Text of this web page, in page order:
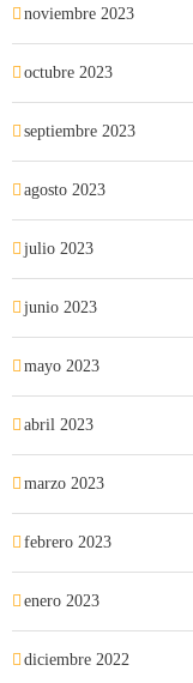
noviembre 2023
octubre 2023
septiembre 2023
agosto 2023
julio 2023
junio 2023
mayo 2023
abril 2023
marzo 2023
febrero 2023
enero 2023
diciembre 2022